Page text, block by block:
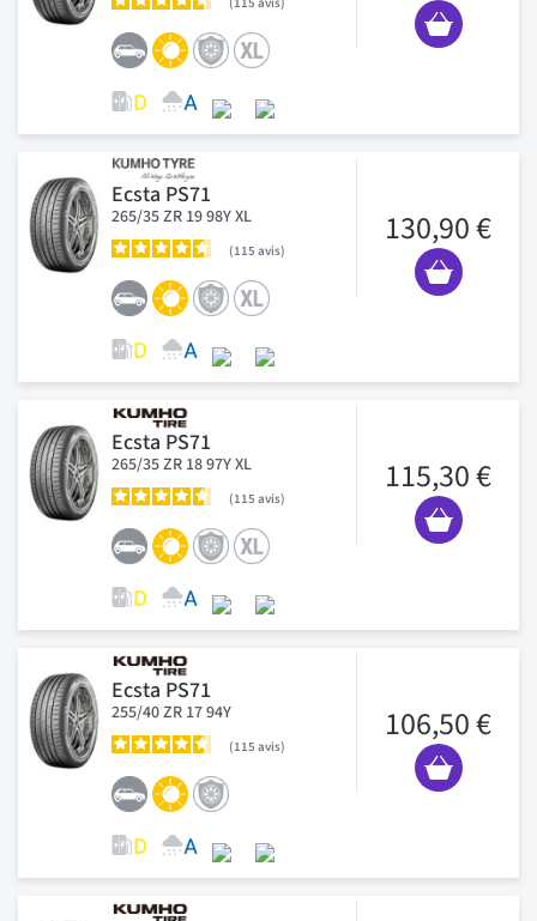
Ecsta PS71
265/35 ZR 19 98Y XL
115 avis
130,90 €
Ecsta PS71
265/35 ZR 18 97Y XL
115 avis
115,30 €
Ecsta PS71
255/40 ZR 17 94Y
115 avis
106,50 €